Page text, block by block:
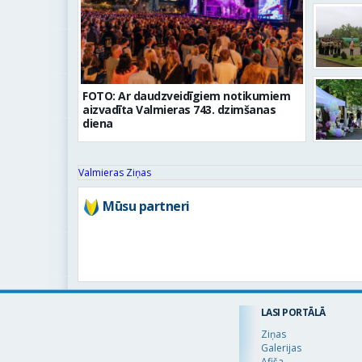
FOTO: Ar daudzveidīgiem notikumiem
aizvadīta Valmieras 743. dzimšanas
diena
Valmieras Ziņas
Mūsu partneri
LASI PORTĀLĀ
Ziņas
Galerijas